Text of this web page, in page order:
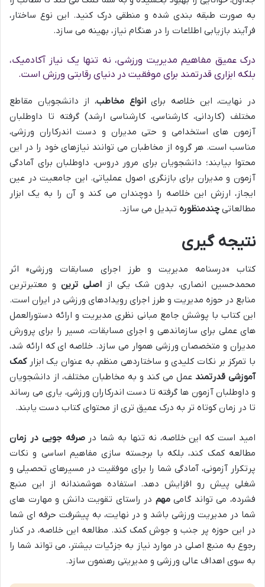
به صورت طبقه بندی شده و منطقی درک کنید. این نوع ساختار،
فرآیند بازیابی اطلاعات را در هنگام نیاز، بهینه می سازد.
درک عمیق مفاهیم مدیریت ورزشی، نه تنها یک نیاز آکادمیک،
بلکه ابزاری قدرتمند برای موفقیت در دنیای رقابتی ورزش است.
در نهایت، این خلاصه برایانواع مخاطب، از دانشجویان مقاطع
مختلف (کاردانی، کارشناسی، کارشناسی ارشد) گرفته تا داوطلبان
آزمون های استخدامی و حتی مدیران و دست اندرکاران ورزشی،
مناسب است. هر گروه از مخاطبان می توانند نیازهای خود را در این
محتوا بیابند؛ دانشجویان برای مرور دروس، داوطلبان برای آمادگی
آزمون و مدیران برای بازنگری اصول عملیاتی. این جامعیت در عین
ایجاز، ارزش این خلاصه را دوچندان می کند و آن را به یک ابزار
مطالعاتی چندمنظوره تبدیل می سازد.
نتیجه گیری
کتاب «درسنامه مدیریت و طرز اجرای مسابقات ورزشی» اثر
محمدحسین انصاری، بدون شک یکی از اصلی ترین و معتبرترین
منابع در حوزه مدیریت و طرز اجرای رویدادهای ورزشی در ایران است.
این کتاب با پوشش جامع مبانی نظری مدیریت و ارائه دستورالعمل
های عملی برای سازماندهی و اجرای مسابقات، مسیر را برای پرورش
مدیران و متخصصان ورزشی هموار می سازد. خلاصه ای که ارائه شد،
با تمرکز بر نکات کلیدی و ساختاردهی منظم، به عنوان یک ابزارکمک
آموزشی قدرتمند عمل می کند و به مخاطبان مختلف، از دانشجویان
و داوطلبان آزمون ها گرفته تا دست اندرکاران ورزشی، یاری می رساند
تا در زمان کوتاه تر به درک عمیق تری از محتوای کتاب دست یابند.
امید است که این خلاصه، نه تنها به شما درصرفه جویی در زمان
مطالعه کمک کند، بلکه با برجسته سازی مفاهیم اساسی و نکات
پرتکرار آزمونی، آمادگی شما را برای موفقیت در مسیرهای تحصیلی و
شغلی پیش رو افزایش دهد. استفاده هوشمندانه از این منبع
فشرده، می تواند گامیمهم در راستای تقویت دانش و مهارت های
شما در مدیریت ورزشی باشد و در نهایت، به پیشرفت حرفه ای شما
در این حوزه پر جنب و جوش کمک کند. مطالعه این خلاصه، در کنار
رجوع به منبع اصلی در موارد نیاز به جزئیات بیشتر، می تواند شما را
به سوی اهداف عالی ورزشی و مدیریتی رهنمون سازد.